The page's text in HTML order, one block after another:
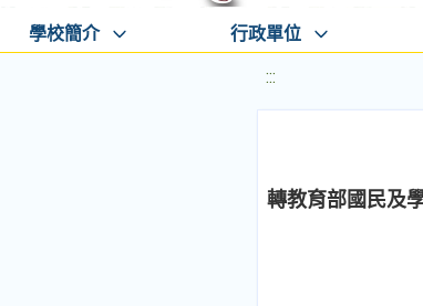
學校簡介 行政單位
:::
轉教育部國民及